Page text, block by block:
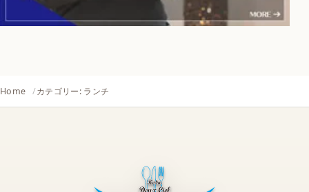
Home カテゴリー: ランチ